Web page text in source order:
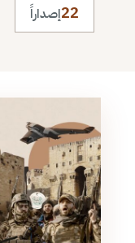
22إصداراً